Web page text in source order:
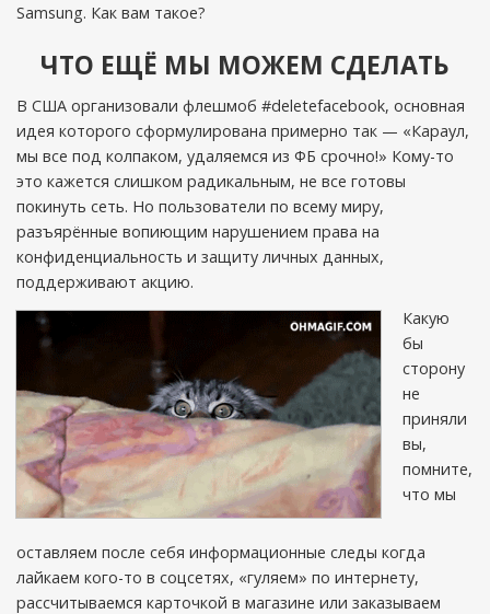
Samsung. Как вам такое?
ЧТО ЕЩЁ МЫ МОЖЕМ СДЕЛАТЬ
В США организовали флешмоб #deletefacebook, основная
идея которого сформулирована примерно так — «Караул,
мы все под колпаком, удаляемся из ФБ срочно!» Кому-то
это кажется слишком радикальным, не все готовы
покинуть сеть. Но пользователи по всему миру,
разъярённые вопиющим нарушением права на
конфиденциальность и защиту личных данных,
поддерживают акцию.
Какую
бы
сторону
не
приняли
вы,
помните,
что мы
оставляем после себя информационные следы когда
лайкаем кого-то в соцсетях, «гуляем» по интернету,
рассчитываемся карточкой в магазине или заказываем